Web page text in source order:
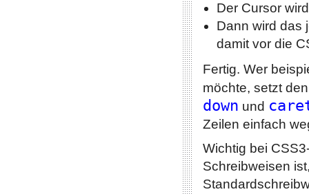
Der Cursor
Dann wird das
damit vor die
Fertig. Wer
möchte, setzt
down und
Zeilen einfach
Wichtig bei
Schreibweisen